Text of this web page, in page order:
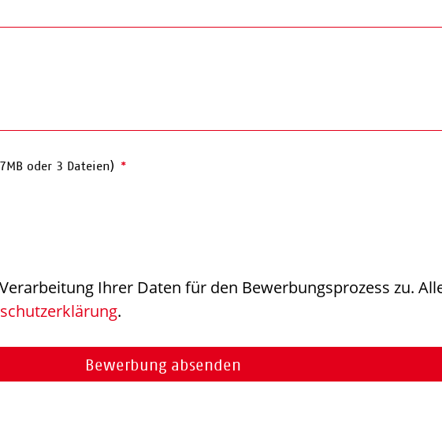
oder 3 Dateien)
Ihrer Daten für den Bewerbungsprozess zu.
.
Bewerbung absenden